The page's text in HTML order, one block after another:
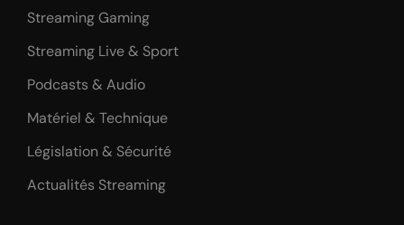
Streaming Gaming
Streaming Live & Sport
Podcasts & Audio
Matériel & Technique
Législation & Sécurité
Actualités Streaming